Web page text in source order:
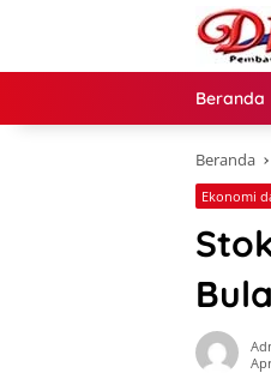
Beranda
Beranda
Ekonomi